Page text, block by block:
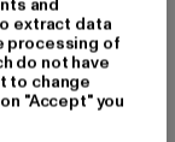
Ramstadt |
and
extract data
processing of
do not have
to change
"Accept" you